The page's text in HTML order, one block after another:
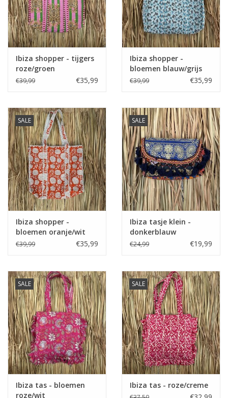
Ibiza shopper - tijgers
roze/groen
€39,99 €35,99
Ibiza shopper -
bloemen blauw/grijs
€39,99 €35,99
SALE
Ibiza shopper -
bloemen oranje/wit
€39,99 €35,99
SALE
Ibiza tasje klein -
donkerblauw
€24,99 €19,99
SALE
Ibiza tas - bloemen
roze/wit
SALE
Ibiza tas - roze/creme